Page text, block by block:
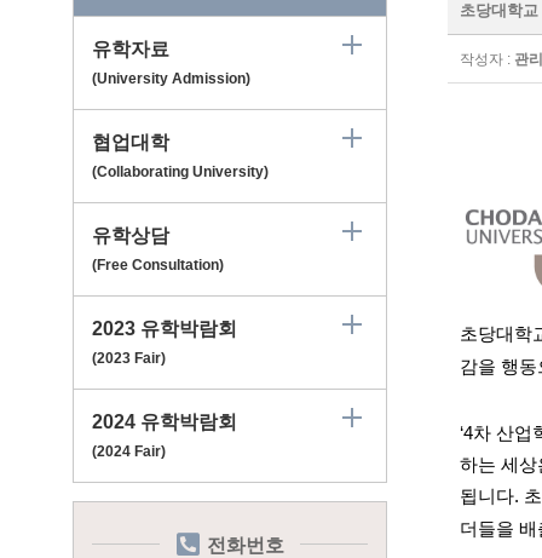
유학자료
(University Admission)
협업대학
(Collaborating University)
유학상담
(Free Consultation)
2023 유학박람회
(2023 Fair)
2024 유학박람회
(2024 Fair)
전화번호
초당대학
작성자 : 관
초당대학
감을 행
‘4차 산업
하는 세상
됩니다.
더들을